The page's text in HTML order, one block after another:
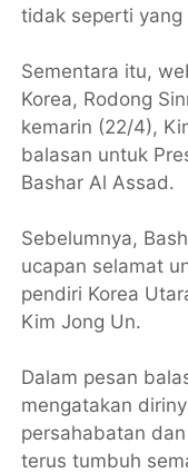
tidak seperti
Sementara itu,
Korea, Rodong
kemarin (22/4),
balasan untuk
Bashar Al Assad.
Sebelumnya,
ucapan selamat
pendiri Korea
Kim Jong Un.
Dalam pesan
mengatakan
persahabatan
terus tumbuh